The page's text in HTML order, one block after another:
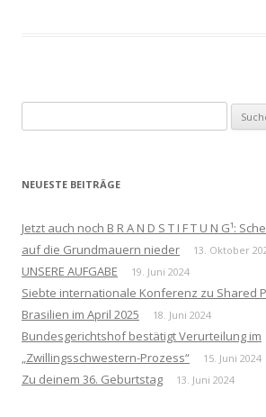
nach:
NEUESTE BEITRÄGE
Jetzt auch noch B R A N D S T I F T U N G¹:
auf die Grundmauern nieder
13. Oktober
UNSERE AUFGABE 19. Juni 2024
Siebte internationale Konferenz zu Shared
Brasilien im April 2025
18. Juni 2024
Bundesgerichtshof bestätigt Verurteilung im
„Zwillingsschwestern-Prozess“
15. Juni 2024
Zu deinem 36. Geburtstag 13. Juni 2024